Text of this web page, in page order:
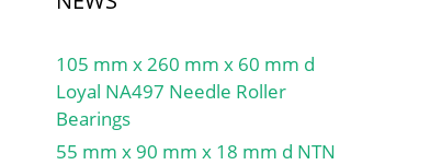
105 mm x 260 mm x 60 mm d
Loyal NA497 Needle Roller
Bearings
55 mm x 90 mm x 18 mm d NTN